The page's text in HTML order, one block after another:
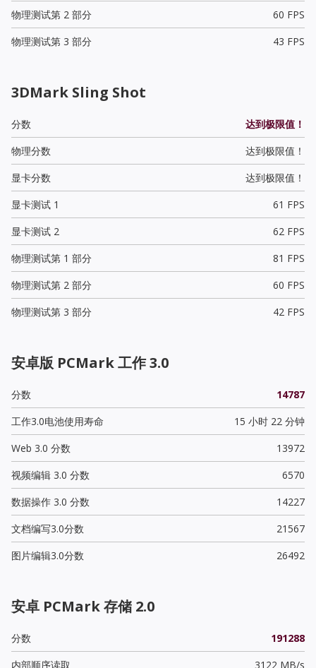
物理测试第 2 部分
60 FPS
物理测试第 3 部分
43 FPS
3DMark Sling Shot
分数
达到极限值！
物理分数
达到极限值！
显卡分数
达到极限值！
显卡测试 1
61 FPS
显卡测试 2
62 FPS
物理测试第 1 部分
81 FPS
物理测试第 2 部分
60 FPS
物理测试第 3 部分
42 FPS
安卓版 PCMark 工作 3.0
分数
14787
工作3.0电池使用寿命
15 小时 22 分钟
Web 3.0 分数
13972
视频编辑 3.0 分数
6570
数据操作 3.0 分数
14227
文档编写3.0分数
21567
图片编辑3.0分数
26492
安卓 PCMark 存储 2.0
分数
191288
内部顺序读取
3122 MB/s